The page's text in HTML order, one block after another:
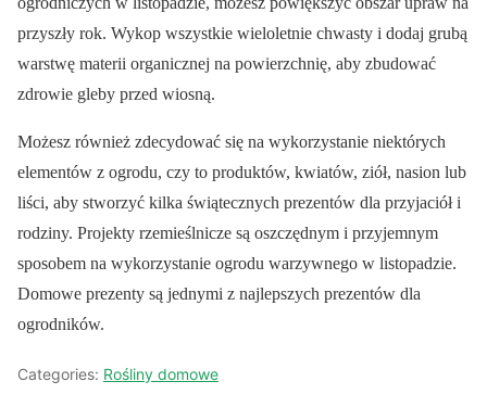
przyszły rok. Wykop wszystkie wieloletnie chwasty i dodaj grubą
warstwę materii organicznej na powierzchnię, aby zbudować
zdrowie gleby przed wiosną.
Możesz również zdecydować się na wykorzystanie niektórych
elementów z ogrodu, czy to produktów, kwiatów, ziół, nasion lub
liści, aby stworzyć kilka świątecznych prezentów dla przyjaciół i
rodziny. Projekty rzemieślnicze są oszczędnym i przyjemnym
sposobem na wykorzystanie ogrodu warzywnego w listopadzie.
Domowe prezenty są jednymi z najlepszych prezentów dla
ogrodników.
Categories: Rośliny domowe